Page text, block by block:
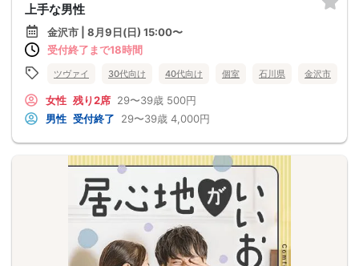
上手な男性
金沢市 | 8月9日(日) 15:00〜
受付終了まで18時間
ツヴァイ 30代向け 40代向け 個室 石川県 金沢市
女性 残り2席 29〜39歳 500円
男性 受付終了 29〜39歳 4,000円